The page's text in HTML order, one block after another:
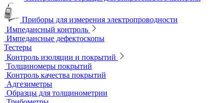
Образцы для МПД
Расходные материалы для МПД
УФ-лампы и светильники
Метод магнитной памяти металла
Приборы для контроля состояния электрических машин
Вихретоковый контроль
Вихретоковые дефектоскопы
Вихретоковые преобразователи
Вихретоковые толщиномеры